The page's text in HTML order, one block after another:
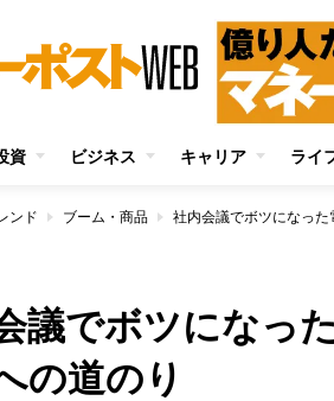
資 ビジネス キャリア ライ
ンド ブーム・商品 社内会議でボツになった
議でボツになっ
の道のり